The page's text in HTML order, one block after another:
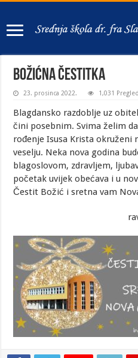
Božićna čestitka
23. prosinca 2022. 1,031
Blagdansko razdoblje uz
čini posebnim. Svima želim
rođenje Isusa Krista
veselju. Neka nova godina
blagoslovom, zdravljem,
početak uvijek obećava i u
Čestit Božić i sretna vam